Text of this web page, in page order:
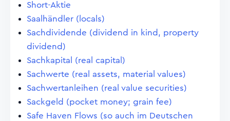
Short-Aktie
Saalhändler (locals)
Sachdividende (dividend in kind, property
dividend)
Sachkapital (real capital)
Sachwerte (real assets, material values)
Sachwertanleihen (real value securities)
Sackgeld (pocket money; grain fee)
Safe Haven Flows (so auch im Deutschen